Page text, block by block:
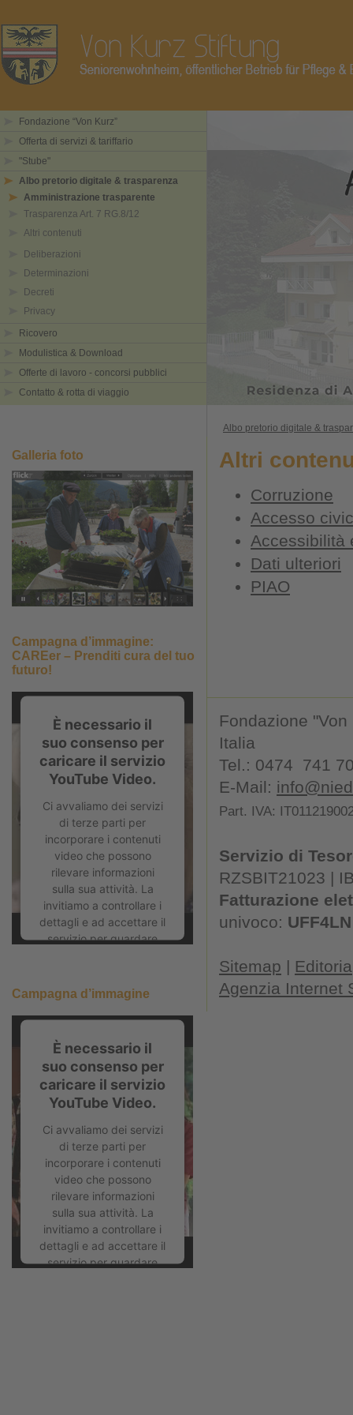
Fondazione “Von Kurz”
Offerta di servizi & tariffario
"Stube"
Albo pretorio digitale & trasparenza
Amministrazione trasparente
Trasparenza Art. 7 RG.8/12
Altri contenuti
Deliberazioni
Determinazioni
Decreti
Privacy
Ricovero
Modulistica & Download
Offerte di lavoro - concorsi pubblici
Contatto & rotta di viaggio
Albo pretorio digitale &
Galleria foto
Campagna d’immagine:
CAREer – Prenditi cura del tuo
futuro!
È necessario il
suo consenso per
caricare il servizio
YouTube Video.
Ci avvaliamo dei servizi
di terze parti per
incorporare i contenuti
video che possono
rilevare informazioni
sulla sua attività. La
invitiamo a controllare i
dettagli e ad accettare il
servizio per guardare
Accetta
Campagna d’immagine
È necessario il
suo consenso per
caricare il servizio
YouTube Video.
Ci avvaliamo dei servizi
di terze parti per
incorporare i contenuti
video che possono
rilevare informazioni
sulla sua attività. La
invitiamo a controllare i
dettagli e ad accettare il
servizio per guardare
Altri
Corruzione
Accesso
Accessibilità
Dati ulteriori
PIAO
Fondazione
Italia
Tel.: 0474 741
E-Mail:
Part. IVA:
Servizio di
RZSBIT21023 |
Fatturazione
univoco: UFF4LN
Sitemap | Editoria
Agenzia Internet